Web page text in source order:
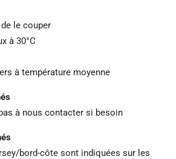
le couper
à 30°C
à température moyenne
à nous contacter si besoin
bord-côte sont indiquées sur les